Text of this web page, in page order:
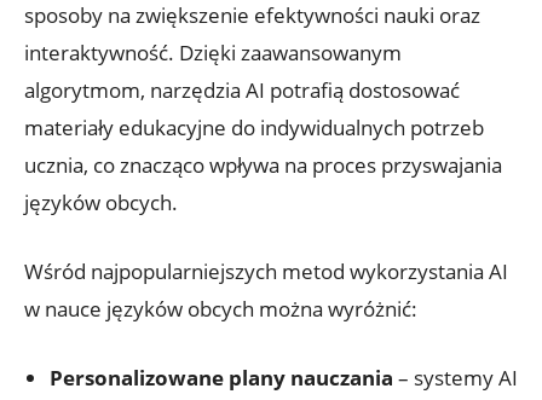
sposoby na zwiększenie ⁢efektywności​ nauki ⁤oraz
⁣interaktywność. Dzięki zaawansowanym⁣
algorytmom, narzędzia ⁣AI potrafią​ dostosować
materiały edukacyjne do indywidualnych‌ potrzeb
ucznia, co znacząco wpływa na proces przyswajania⁢
języków obcych.
Wśród najpopularniejszych ‌metod ⁣wykorzystania ​AI
w ⁣nauce języków obcych można ​wyróżnić:
Personalizowane plany nauczania ‍–‍ systemy AI